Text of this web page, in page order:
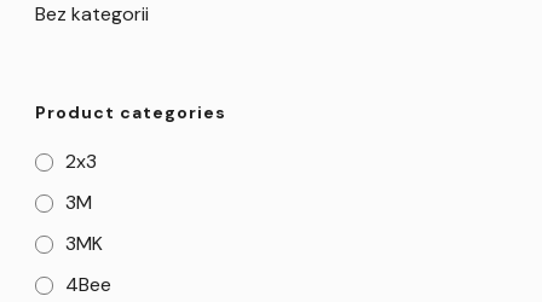
Bez kategorii
Product categories
2x3
3M
3MK
4Bee